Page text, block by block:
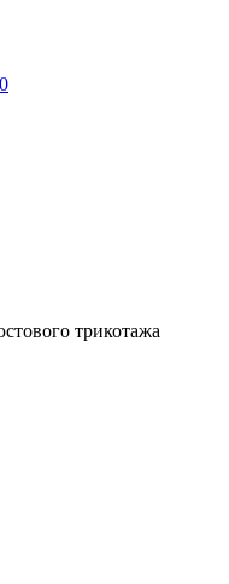
трикотажа